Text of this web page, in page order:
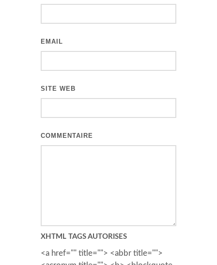
EMAIL
SITE WEB
COMMENTAIRE
XHTML TAGS AUTORISES
<a href="" title=""> <abbr title="">